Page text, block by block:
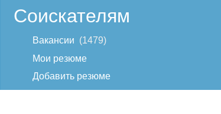
Соискателям
Вакансии
1479
Мои резюме
Добавить резюме